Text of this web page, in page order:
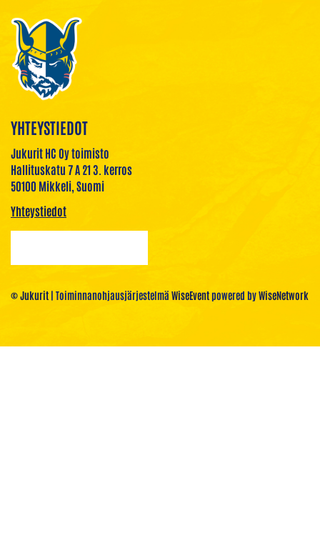
YHTEYSTIEDOT
Jukurit HC Oy toimisto
Hallituskatu 7 A 21 3. kerros
50100 Mikkeli, Suomi
Yhteystiedot
© Jukurit | Toiminnanohjausjärjestelmä WiseEventpowered byWiseNetwork